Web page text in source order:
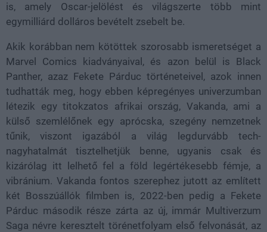
is, amely Oscar-jelölést és világszerte több mint
egymilliárd dolláros bevételt zsebelt be.
Akik korábban nem kötöttek szorosabb ismeretséget a
Marvel Comics kiadványaival, és azon belül is Black
Panther, azaz Fekete Párduc történeteivel, azok innen
tudhatták meg, hogy ebben képregényes univerzumban
létezik egy titokzatos afrikai ország, Vakanda, ami a
külső szemlélőnek egy aprócska, szegény nemzetnek
tűnik, viszont igazából a világ legdurvább tech-
nagyhatalmát tisztelhetjük benne, ugyanis csak és
kizárólag itt lelhető fel a föld legértékesebb fémje, a
vibránium. Vakanda fontos szerephez jutott az említett
két Bosszúállók filmben is, 2022-ben pedig a Fekete
Párduc második része zárta az új, immár Multiverzum
Saga névre keresztelt törénetfolyam első felvonását, az